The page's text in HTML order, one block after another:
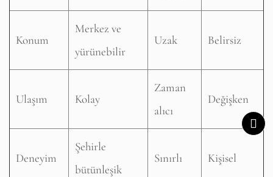
Konum
Merkez ve
yürünebilir
Uzak Belirsiz
Ulaşım Kolay
Zaman
alıcı
Değişken
Deneyim
Şehirle
bütünleşik
Sınırlı Kişisel